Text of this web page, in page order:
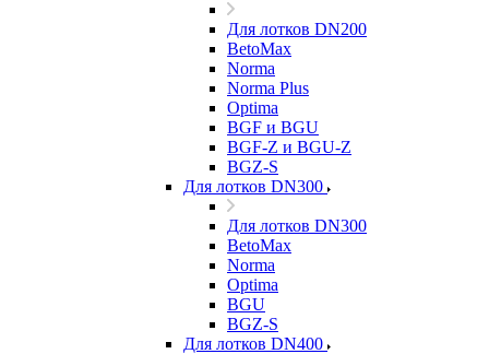
Для лотков DN200
BetoMax
Norma
Norma Plus
Optima
BGF и BGU
BGF-Z и BGU-Z
BGZ-S
Для лотков DN300
Для лотков DN300
BetoMax
Norma
Optima
BGU
BGZ-S
Для лотков DN400